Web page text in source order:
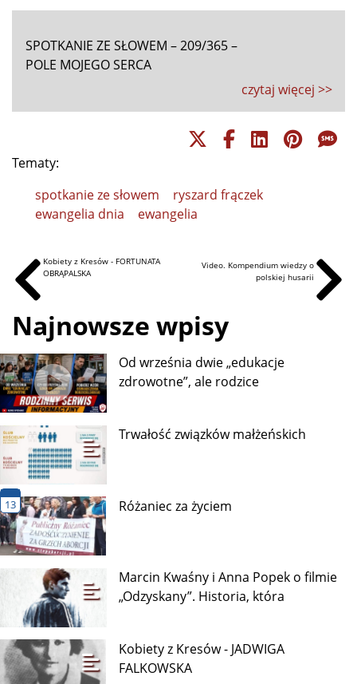
SPOTKANIE ZE SŁOWEM – 209/365 –
POLE MOJEGO SERCA
czytaj więcej >>
Tematy:
spotkanie ze słowem
ryszard frączek
ewangelia dnia
ewangelia
Kobiety z Kresów - FORTUNATA
OBRĄPALSKA
Video. Kompendium wiedzy o
polskiej husarii
Najnowsze wpisy
Od września dwie „edukacje
zdrowotne”, ale rodzice
Trwałość związków małżeńskich
13 Różaniec za życiem
Marcin Kwaśny i Anna Popek o filmie
„Odzyskany”. Historia, która
Kobiety z Kresów - JADWIGA
FALKOWSKA